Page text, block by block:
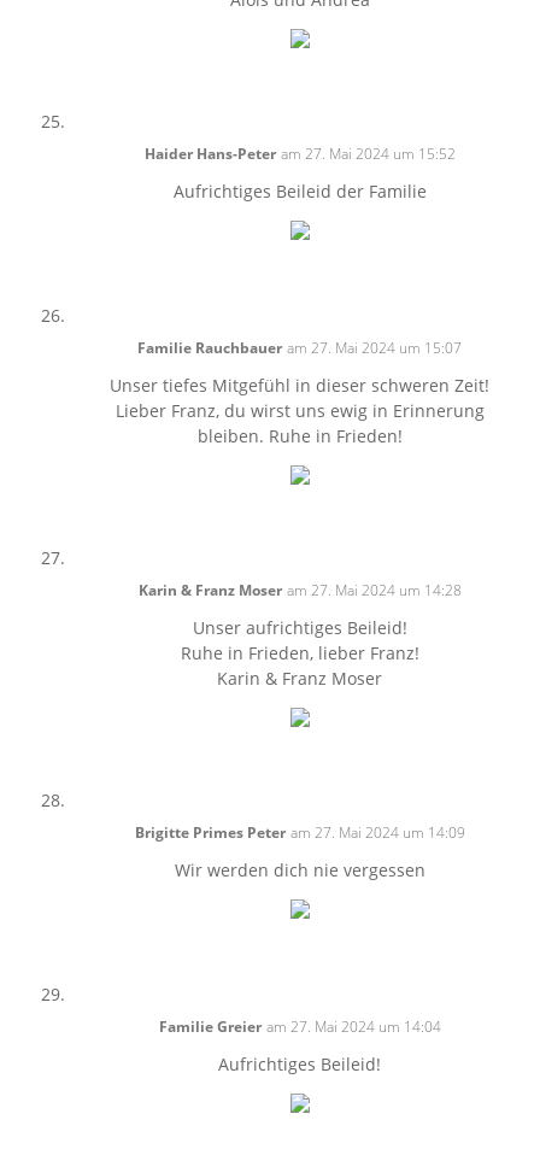
Haider Hans-Peter am 27. Mai 2024 um 15:52
Aufrichtiges Beileid der Familie
Familie Rauchbauer am 27. Mai 2024 um 15:07
Unser tiefes Mitgefühl in dieser schweren Zeit!
Lieber Franz, du wirst uns ewig in Erinnerung
bleiben. Ruhe in Frieden!
Karin & Franz Moser am 27. Mai 2024 um 14:28
Unser aufrichtiges Beileid!
Ruhe in Frieden, lieber Franz!
Karin & Franz Moser
Brigitte Primes Peter am 27. Mai 2024 um 14:09
Wir werden dich nie vergessen
Familie Greier am 27. Mai 2024 um 14:04
Aufrichtiges Beileid!